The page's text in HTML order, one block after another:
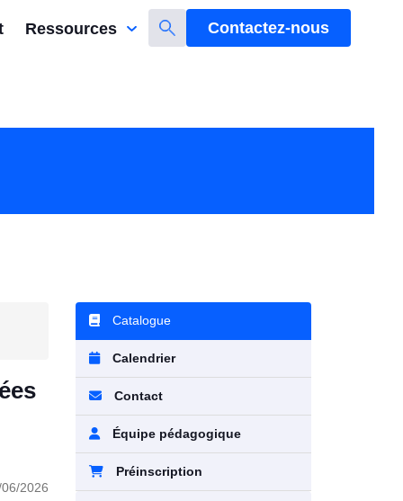
Ressources Contactez-nous
2026
Catalogue
Calendrier
Contact
Équipe pédagogique
Préinscription